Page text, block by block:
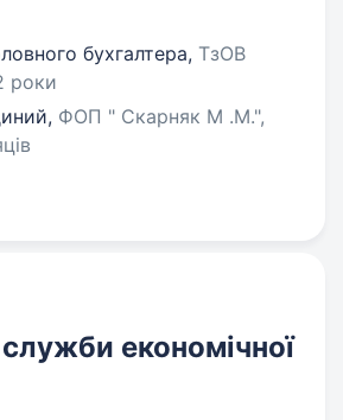
бухгалтера, ТзОВ
роки
ФОП " Скарняк М .М.",
економічної